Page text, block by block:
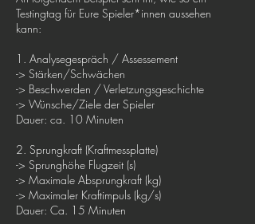
Testingtag für Eure Spieler*innen aussehen
kann:
1. Analysegespräch / Assessement
-> Stärken/Schwächen
-> Beschwerden / Verletzungsgeschichte
-> Wünsche/Ziele der Spieler
Dauer: ca. 10 Minuten
2. Sprungkraft (Kraftmessplatte)
-> Sprunghöhe Flugzeit (s)
-> Maximale Absprungkraft (kg)
-> Maximaler Kraftimpuls (kg/s)
Dauer: Ca. 15 Minuten